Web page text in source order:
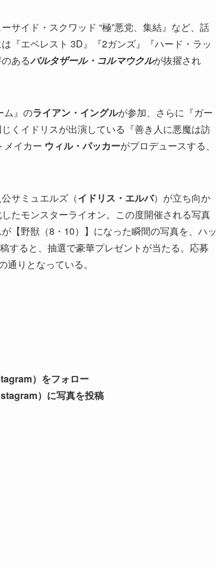
サイド・スクワッド “極”悪党、集結』など、話
『エベレスト 3D』『2ガンズ』『ハード・ラッ
あるバルタザール・コルマウクルが抜擢され
ム』のライアン・イングルが参加、さらに『ガー
くイドリスが出演している『善き人に悪魔は訪
メイカー ウィル・パッカーがプロデュースする、
サミュエルズ（イドリス・エルバ）が立ち向か
たモンスターライオン。この度開催される写真
【野獣（8・10）】になった瞬間の写真を、ハッ
すると、抽選で豪華プレゼントが当たる。応募
りとなっている。
）をフォロー
）に写真を投稿